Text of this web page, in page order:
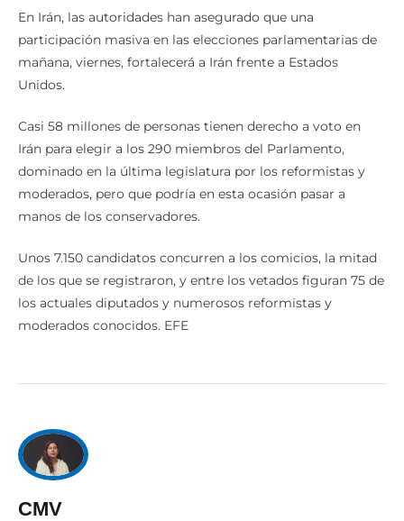
En Irán, las autoridades han asegurado que una
participación masiva en las elecciones parlamentarias de
mañana, viernes, fortalecerá a Irán frente a Estados
Unidos.
Casi 58 millones de personas tienen derecho a voto en
Irán para elegir a los 290 miembros del Parlamento,
dominado en la última legislatura por los reformistas y
moderados, pero que podría en esta ocasión pasar a
manos de los conservadores.
Unos 7.150 candidatos concurren a los comicios, la mitad
de los que se registraron, y entre los vetados figuran 75 de
los actuales diputados y numerosos reformistas y
moderados conocidos. EFE
CMV